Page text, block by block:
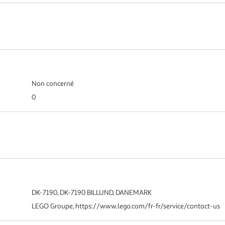
Non concerné
0
DK-7190, DK-7190 BILLUND, DANEMARK
LEGO Groupe, https://www.lego.com/fr-fr/service/contact-us